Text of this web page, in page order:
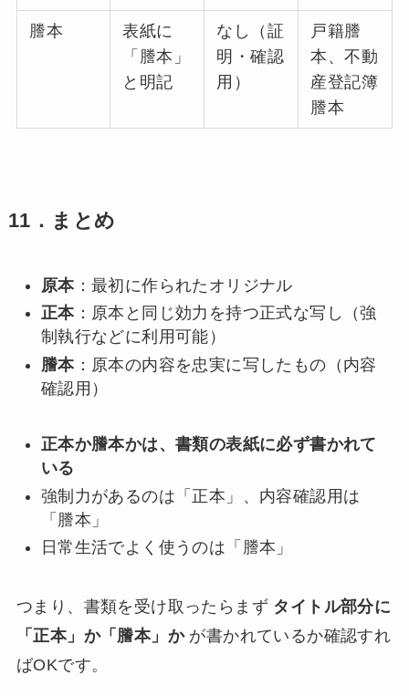
謄本
表紙に
「謄本」
と明記
なし（証
明・確認
用）
戸籍謄
本、不動
産登記簿
謄本
11．まとめ
原本：最初に作られたオリジナル
正本：原本と同じ効力を持つ正式な写し（強
制執行などに利用可能）
謄本：原本の内容を忠実に写したもの（内容
確認用）
正本か謄本かは、書類の表紙に必ず書かれて
いる
強制力があるのは「正本」、内容確認用は
「謄本」
日常生活でよく使うのは「謄本」
つまり、書類を受け取ったらまず タイトル部分に
「正本」か「謄本」かが書かれているか確認すれ
ばOKです。